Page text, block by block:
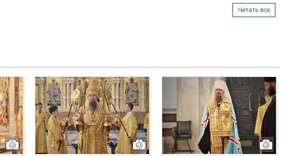
Читать все